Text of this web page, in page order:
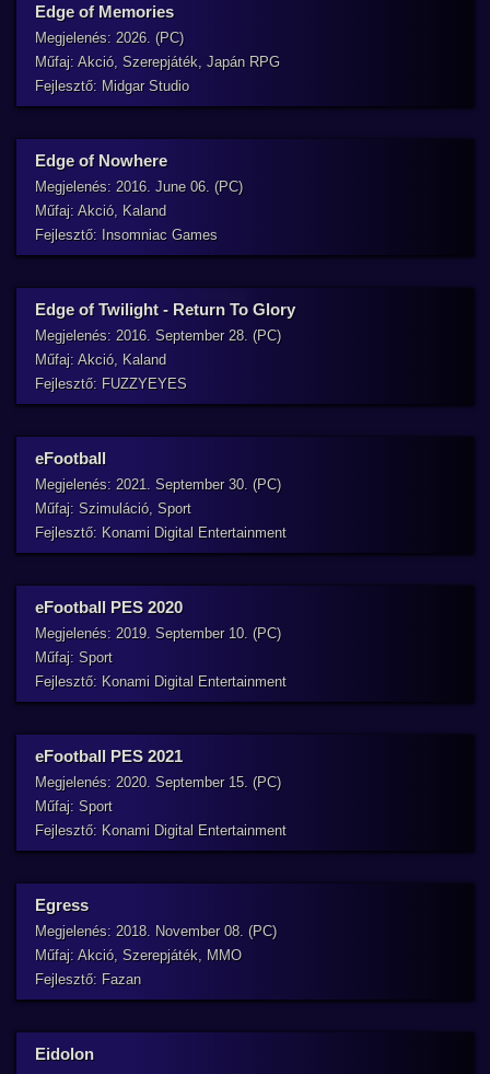
Edge of Memories
Megjelenés: 2026. (PC)
Műfaj: Akció, Szerepjáték, Japán RPG
Fejlesztő: Midgar Studio
Edge of Nowhere
Megjelenés: 2016. June 06. (PC)
Műfaj: Akció, Kaland
Fejlesztő: Insomniac Games
Edge of Twilight - Return To Glory
Megjelenés: 2016. September 28. (PC)
Műfaj: Akció, Kaland
Fejlesztő: FUZZYEYES
eFootball
Megjelenés: 2021. September 30. (PC)
Műfaj: Szimuláció, Sport
Fejlesztő: Konami Digital Entertainment
eFootball PES 2020
Megjelenés: 2019. September 10. (PC)
Műfaj: Sport
Fejlesztő: Konami Digital Entertainment
eFootball PES 2021
Megjelenés: 2020. September 15. (PC)
Műfaj: Sport
Fejlesztő: Konami Digital Entertainment
Egress
Megjelenés: 2018. November 08. (PC)
Műfaj: Akció, Szerepjáték, MMO
Fejlesztő: Fazan
Eidolon